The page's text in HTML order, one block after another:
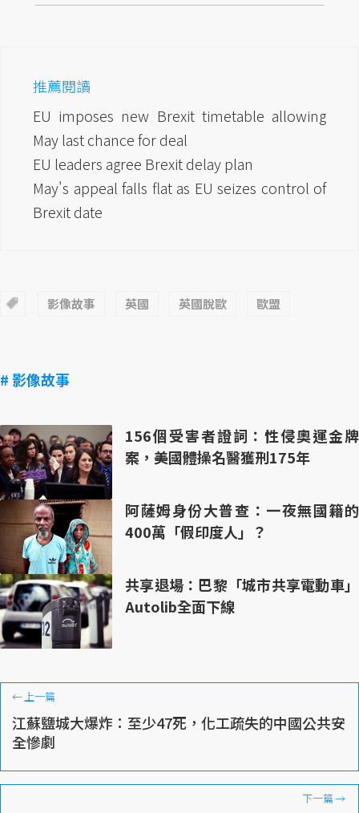
推薦閱讀
EU imposes new Brexit timetable allowing
May last chance for deal
EU leaders agree Brexit delay plan
May's appeal falls flat as EU seizes control of
Brexit date
影像故事 英國 英國脫歐 歐盟
# 影像故事
156個受害者證詞：性侵奧運金牌
案，美國體操名醫獲刑175年
阿薩姆身份大普查：一夜無國籍的
400萬「假印度人」？
共享退場：巴黎「城市共享電動車」
Autolib全面下線
←上一篇
江蘇鹽城大爆炸：至少47死，化工疏失的中國公共安
全慘劇
下一篇→